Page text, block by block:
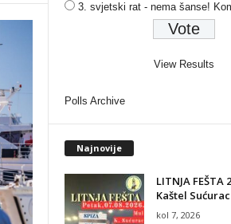
3. svjetski rat - nema šanse!
View Results
Polls Archive
Najnovije
LITNJA FEŠTA
Kaštel Sućurac
kol 7, 2026